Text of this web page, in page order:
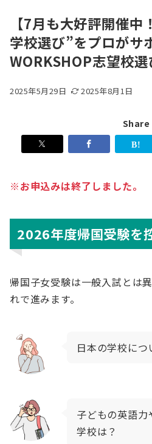
【7月も大好評開催
学校選び”をプロがサ
WORKSHOP志望校
2025年5月29日 2025年8月1日
Share
※お申込みは終了しました。
2026年度帰国受験を
帰国子女受験は一般入試とは
れで進みます。
日本の学校に
子どもの英語力
学校は？